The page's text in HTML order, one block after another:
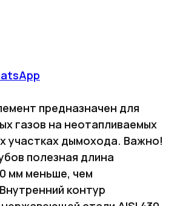
предназначен для
газов на неотапливаемых
участках дымохода. Важно!
полезная длина
мм меньше, чем
контур